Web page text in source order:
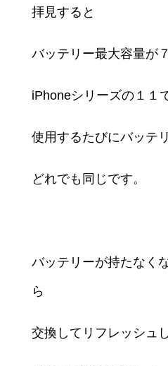
拝見すると
バッテリー最大容量が
iPhoneシリーズの１１
使用するたびにバッテ
どれでも同じです。
バッテリーが持たなく
ら
交換してリフレッシュ